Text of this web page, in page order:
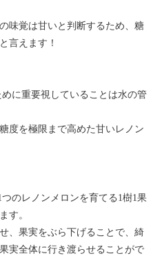
味覚は甘いと判断するため、糖
言えます！
に重要視していることは水の管
度を極限まで高めた甘いレノン
つのレノンメロンを育てる1樹1果
す。
、果実をぶら下げることで、綺
実全体に行き渡らせることがで